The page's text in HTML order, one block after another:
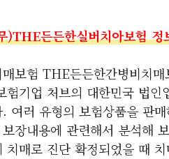
)THE든든한실버치아보험 정
보험 THE든든한간병비치
험기업 처브의 대한민국 법
여러 유형의 보험상품을 판
장내용에 관련해서 분석해
치매로 진단 확정되었을 때